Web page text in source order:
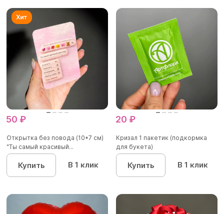
50 ₽
Открытка без повода (10*7 см)
"Ты самый красивый...
Купить В 1 клик
20 ₽
Кризал 1 пакетик (подкормка
для букета)
Купить В 1 клик